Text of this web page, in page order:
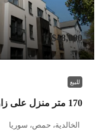
$48,000
للبيع
170 متر منزل على زاوية
الخالدية، حمص، سوريا